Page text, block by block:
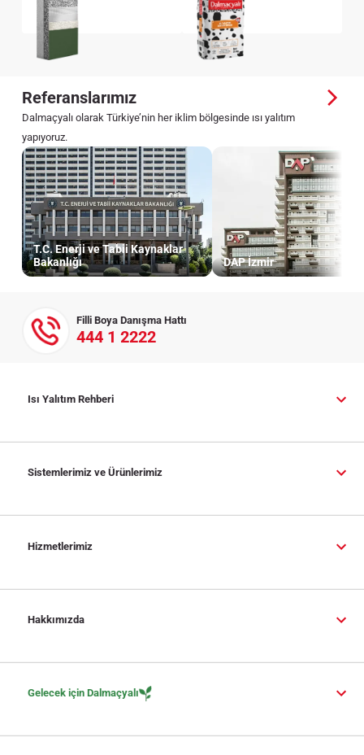
Referanslarımız
Dalmaçyalı olarak Türkiye’nin her iklim bölgesinde ısı yalıtım
yapıyoruz.
T.C. Enerji ve Tabii Kaynaklar
Bakanlığı
DAP İzmir
Filli Boya Danışma Hattı
444 1 2222
Isı Yalıtım Rehberi
Sistemlerimiz ve Ürünlerimiz
Hizmetlerimiz
Hakkımızda
Gelecek için Dalmaçyalı